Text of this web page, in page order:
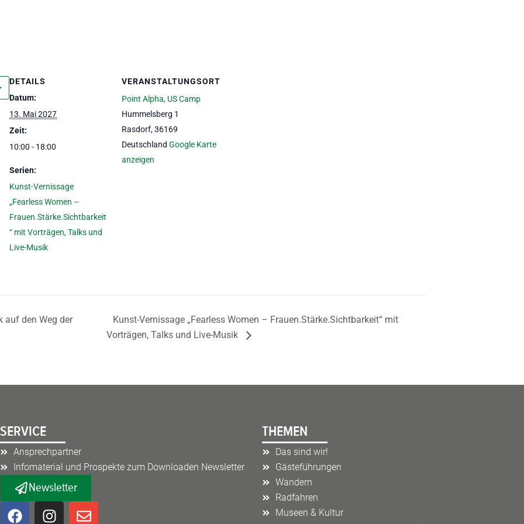
DETAILS
Datum:
13. Mai 2027
Zeit:
10:00 - 18:00
Serien:
Kunst-Vernissage
„Fearless Women –
Frauen.Stärke.Sichtbarkeit
“ mit Vorträgen, Talks und
Live-Musik
VERANSTALTUNGSORT
Point Alpha, US Camp
Hummelsberg 1
Rasdorf,36169
Deutschland Google Karte
anzeigen
auf den Weg der
Kunst-Vernissage „Fearless Women – Frauen.Stärke.Sichtbarkeit“ mit
Vorträgen, Talks und Live-Musik
SERVICE
Ansprechpartner
Infomaterial und Prospekte zum Downloaden Newsletter
Newsletter
F
I
E
THEMEN
Das sind wir!
Gästeführungen
Wandern
Radfahren
Museen & Kultur